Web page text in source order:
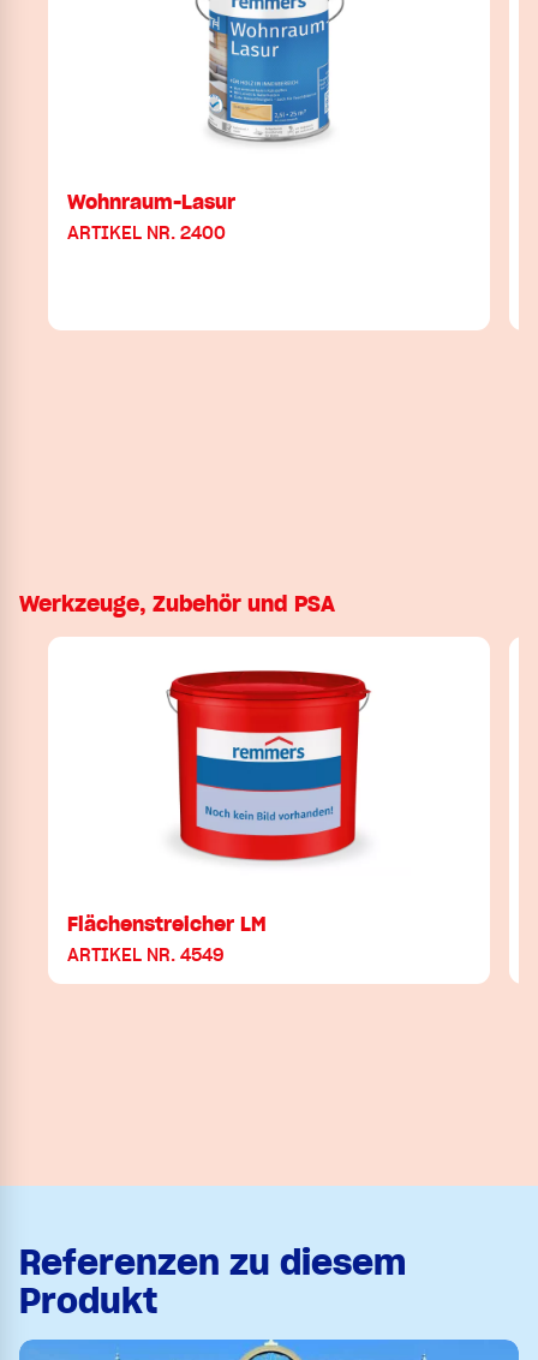
Wohnraum-Lasur
ARTIKEL NR. 2400
Werkzeuge, Zubehör und PSA
Flächenstreicher LM
ARTIKEL NR. 4549
Referenzen zu diesem
Produkt